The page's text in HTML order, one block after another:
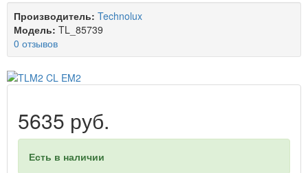
Производитель: Technolux
Модель: TL_85739
0 отзывов
5635 руб.
Есть в наличии